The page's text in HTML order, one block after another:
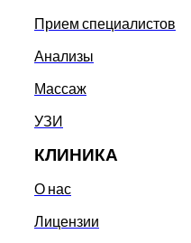
Прием специалистов
Анализы
Массаж
УЗИ
КЛИНИКА
О нас
Лицензии